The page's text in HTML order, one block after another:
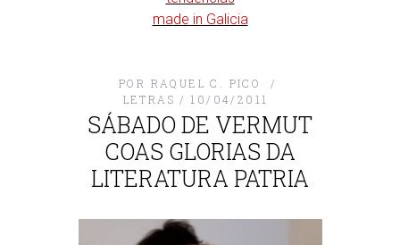
POR RAQUEL C. PICO
LETRAS
10/04/2011
SÁBADO DE VERMUT
COAS GLORIAS DA
LITERATURA PATRIA